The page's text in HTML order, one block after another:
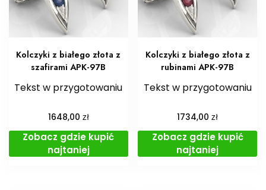
Kolczyki z białego złota z
szafirami APK-97B
Tekst w przygotowaniu
1648,00 zł
Zobacz gdzie kupić
najtaniej
Kolczyki z białego złota z
rubinami APK-97B
Tekst w przygotowaniu
1734,00zł
Zobacz gdzie kupić
najtaniej